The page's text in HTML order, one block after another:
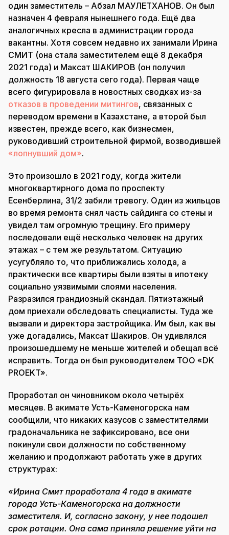
один заместитель – Абзал МАУЛЕТХАНОВ. Он был
назначен 4 февраля нынешнего года. Ещё два
аналогичных кресла в администрации города
вакантны. Хотя совсем недавно их занимали Ирина
СМИТ (она стала заместителем ещё 8 декабря
2021 года) и Максат ШАКИРОВ (он получил
должность 18 августа сего года). Первая чаще
всего фигурировала в новостных сводках из-за
отказов в проведении митингов, связанных с
переводом времени в Казахстане, а второй был
известен, прежде всего, как бизнесмен,
руководивший строительной фирмой, возводившей
«лопнувший дом».
Это произошло в 2021 году, когда жители
многоквартирного дома по проспекту
Есенберлина, 31/2 забили тревогу. Один из жильцов
во время ремонта снял часть сайдинга со стены и
увидел там огромную трещину. Его примеру
последовали ещё несколько человек на других
этажах – с тем же результатом. Ситуацию
усугубляло то, что приближались холода, а
практически все квартиры были взяты в ипотеку
социально уязвимыми слоями населения.
Разразился грандиозный скандал. Пятиэтажный
дом приехали обследовать специалисты. Туда же
вызвали и директора застройщика. Им был, как вы
уже догадались, Максат Шакиров. Он удивлялся
произошедшему не меньше жителей и обещал всё
исправить. Тогда он был руководителем ТОО «DK
PROEKT».
Проработал он чиновником около четырёх
месяцев. В акимате Усть-Каменогорска нам
сообщили, что никаких казусов с заместителями
градоначальника не зафиксировано, все они
покинули свои должности по собственному
желанию и продолжают работать уже в других
структурах:
«Ирина Смит проработала 4 года в акимате
города Усть-Каменогорска на должности
заместителя. И, согласно закону, у нее подошел
срок ротации. Она сама приняла решение уйти на